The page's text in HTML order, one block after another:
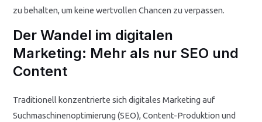
zu behalten, um keine wertvollen Chancen zu verpassen.
Der Wandel im digitalen
Marketing: Mehr als nur SEO und
Content
Traditionell konzentrierte sich digitales Marketing auf
Suchmaschinenoptimierung (SEO), Content-Produktion und